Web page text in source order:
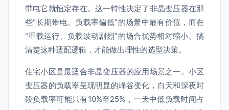
带电它就恒定存在。这一特性决定了非晶变压器在那
些“长期带电、负载率偏低”的场景中最有价值，而在
“重载运行、负载波动剧烈”的场合优势相对缩小。搞
清楚这种适配逻辑，才能做出理性的选型决策。
住宅小区是最适合非晶变压器的应用场景之一。小区
变压器的负载率呈现明显的峰谷变化，白天和深夜时
段负载率可能只有10%至25%，一天中低负载时间占